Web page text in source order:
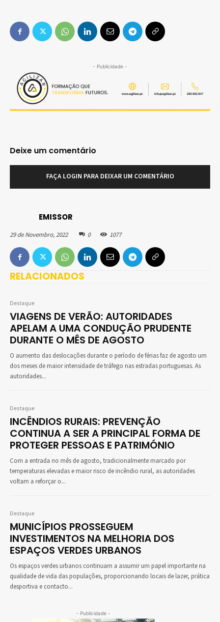
EMISSOR
29 de Novembro, 2022 0 1077
RELACIONADOS
Destaque
VIAGENS DE VERÃO: AUTORIDADES
APELAM A UMA CONDUÇÃO PRUDENTE
DURANTE O MÊS DE AGOSTO
O aumento das deslocações durante o período de férias faz de agosto um
dos meses de maior intensidade de tráfego nas estradas portuguesas. As
autoridades...
Destaque
INCÊNDIOS RURAIS: PREVENÇÃO
CONTINUA A SER A PRINCIPAL FORMA DE
PROTEGER PESSOAS E PATRIMÓNIO
Com a entrada no mês de agosto, tradicionalmente marcado por
temperaturas elevadas e maior risco de incêndio rural, as autoridades
voltam a reforçar o...
Destaque
MUNICÍPIOS PROSSEGUEM
INVESTIMENTOS NA MELHORIA DOS
ESPAÇOS VERDES URBANOS
Os espaços verdes urbanos continuam a assumir um papel importante na
qualidade de vida das populações, proporcionando locais de lazer, prática
desportiva e contacto...
- Publicidade -
Deixe um comentário
FAÇA LOGIN PARA DEIXAR UM COMENTÁRIO
- Publicidade -